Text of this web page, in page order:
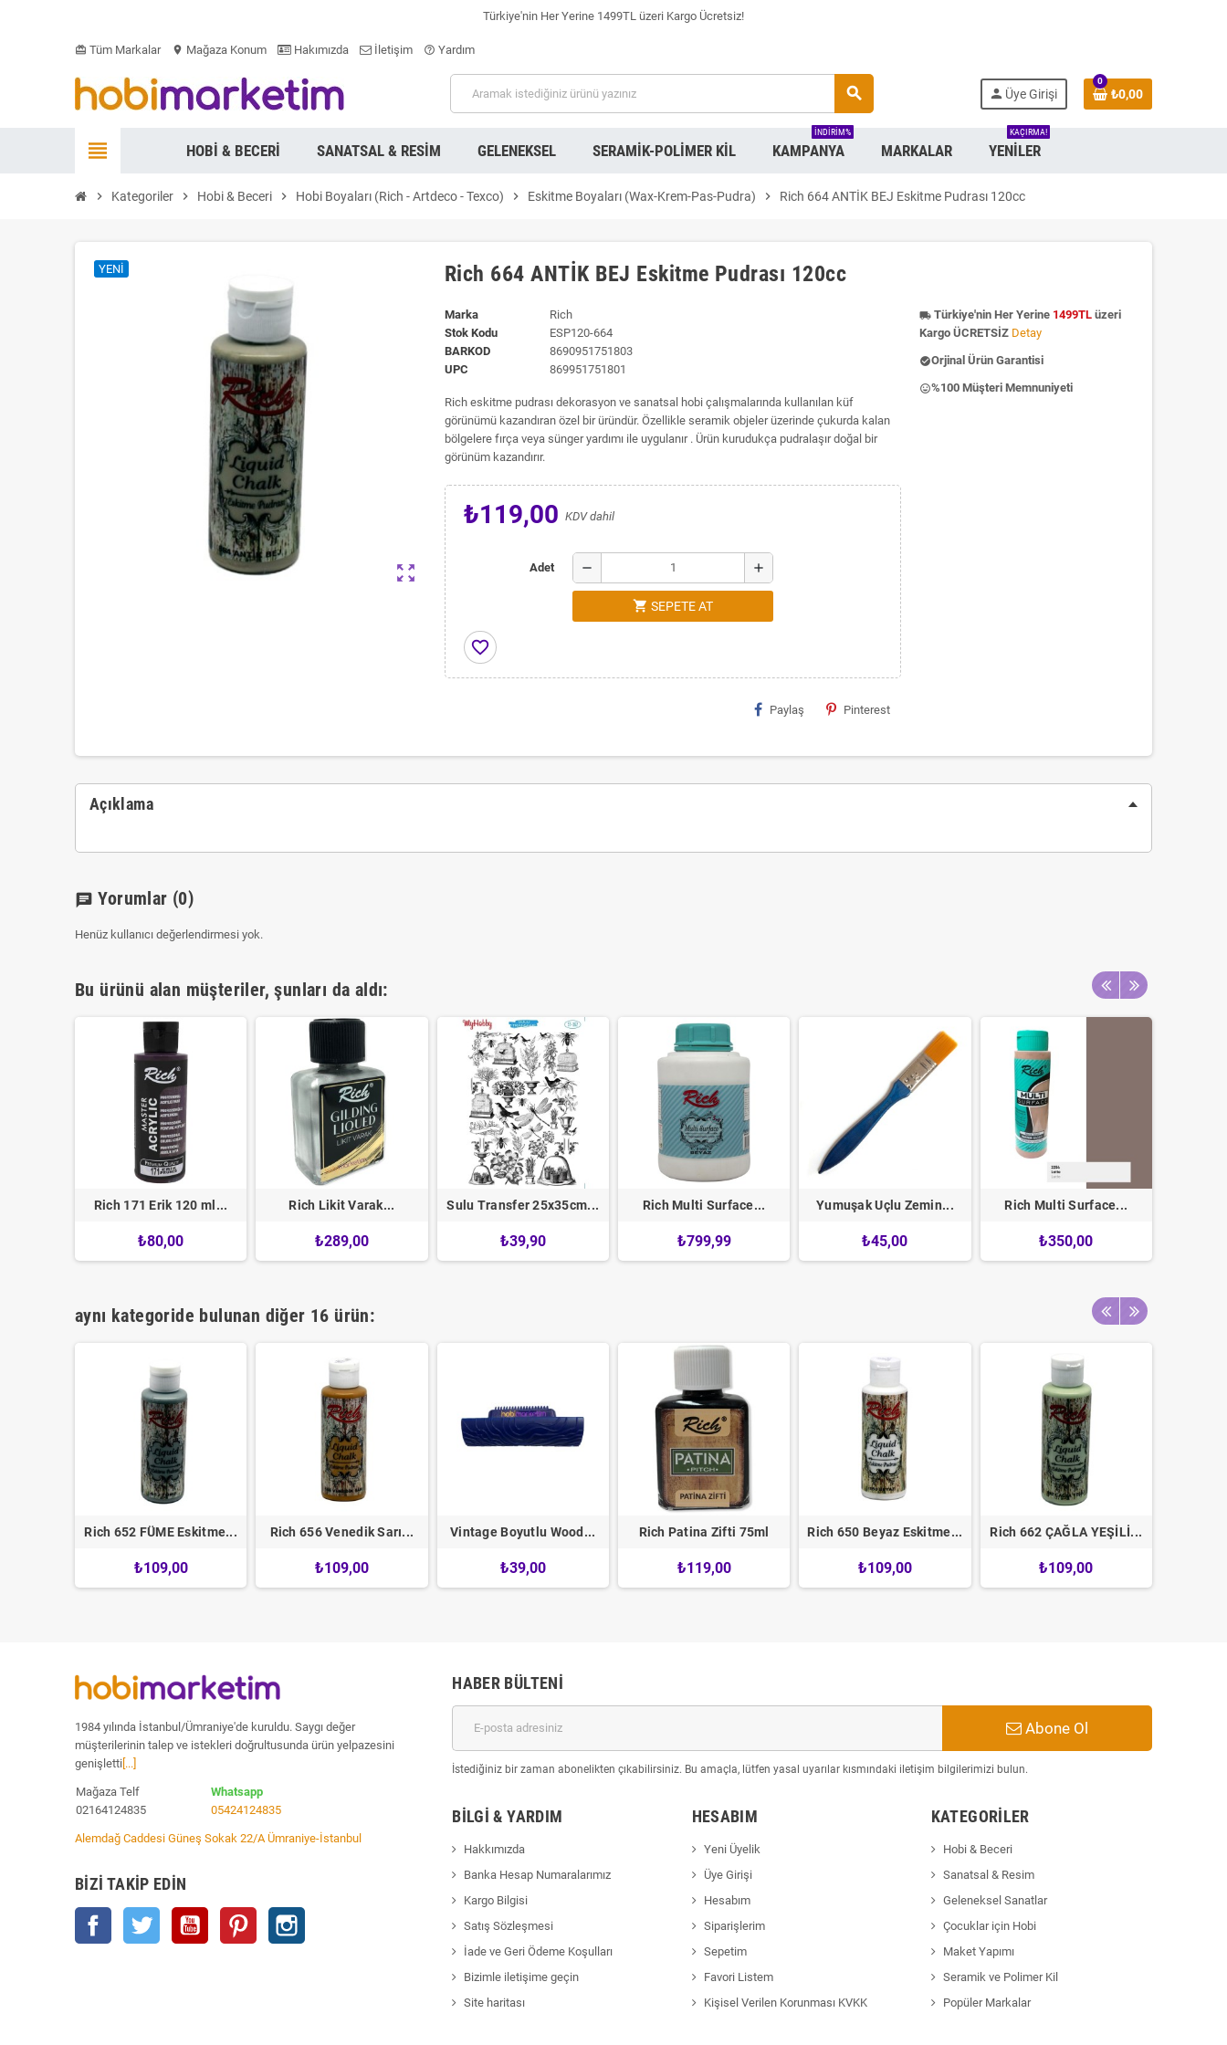
Türkiye'nin Her Yerine 1499TL üzeri Kargo Ücretsiz!
card_giftcard Tüm Markalar location_on Mağaza Konum Hakımızda İletişim help_outline Yardım
search person Üye Girişi
0
₺0,00
view_headline HOBI & BECERI SANATSAL & RESIM GELENEKSEL SERAMIK-POLIMER KIL KAMPANYA
INDIRIM%
MARKALAR YENILER
KAÇIRMA!
chevron_right Kategoriler chevron_right Hobi & Beceri chevron_right Hobi Boyaları (Rich - Artdeco - Texco) chevron_right Eskitme Boyaları (Wax-Krem-Pas-Pudra) chevron_right Rich 664 ANTİK BEJ Eskitme Pudrası 120cc
zoom_out_map
YENI Rich 664 ANTİK BEJ Eskitme Pudrası 120cc
Marka
Rich
Stok Kodu
ESP120-664
BARKOD
8690951751803
UPC
869951751801
Rich eskitme pudrası dekorasyon ve sanatsal hobi çalışmalarında kullanılan küf
görünümü kazandıran özel bir üründür. Özellikle seramik objeler üzerinde çukurda kalan
bölgelere fırça veya sünger yardımı ile uygulanır . Ürün kurudukça pudralaşır doğal bir
görünüm kazandırır.
₺119,00 KDV dahil
Adet remove add
shopping_cart SEPETE AT
favorite_border
Paylaş Pinterest
local_shipping Türkiye'nin Her Yerine 1499TLüzeri
Kargo ÜCRETSİZ Detay
check_circleOrjinal Ürün Garantisi
insert_emoticon%100 Müşteri Memnuniyeti
Açıklama
chat Yorumlar (0)
Henüz kullanıcı değerlendirmesi yok.
Bu ürünü alan müşteriler, şunları da aldı:
Rich 171 Erik 120 ml...
₺80,00
Rich Likit Varak...
₺289,00
Sulu Transfer 25x35cm...
₺39,90
Rich Multi Surface...
₺799,99
Yumuşak Uçlu Zemin...
₺45,00
Rich Multi Surface...
₺350,00
aynı kategoride bulunan diğer 16 ürün:
Rich 652 FÜME Eskitme...
₺109,00
Rich 656 Venedik Sarı...
₺109,00
Vintage Boyutlu Wood...
₺39,00
Rich Patina Zifti 75ml
₺119,00
Rich 650 Beyaz Eskitme...
₺109,00
Rich 662 ÇAĞLA YEŞİLİ...
₺109,00
1984 yılında İstanbul/Ümraniye'de kuruldu. Saygı değer
müşterilerinin talep ve istekleri doğrultusunda ürün yelpazesini
genişletti [...]
Mağaza Telf
02164124835
Whatsapp
05424124835
Alemdağ Caddesi Güneş Sokak 22/A Ümraniye-İstanbul
BIZI TAKIP EDIN
Facebook Twitter YouTube Pinterest
HABER BÜLTENI
Abone Ol
İstediğiniz bir zaman abonelikten çıkabilirsiniz. Bu amaçla, lütfen yasal uyarılar kısmındaki iletişim bilgilerimizi bulun.
BILGI & YARDIM
Hakkımızda
Banka Hesap Numaralarımız
Kargo Bilgisi
Satış Sözleşmesi
İade ve Geri Ödeme Koşulları
Bizimle iletişime geçin
Site haritası
HESABIM
Yeni Üyelik
Üye Girişi
Hesabım
Siparişlerim
Sepetim
Favori Listem
Kişisel Verilen Korunması KVKK
KATEGORILER
Hobi & Beceri
Sanatsal & Resim
Geleneksel Sanatlar
Çocuklar için Hobi
Maket Yapımı
Seramik ve Polimer Kil
Popüler Markalar